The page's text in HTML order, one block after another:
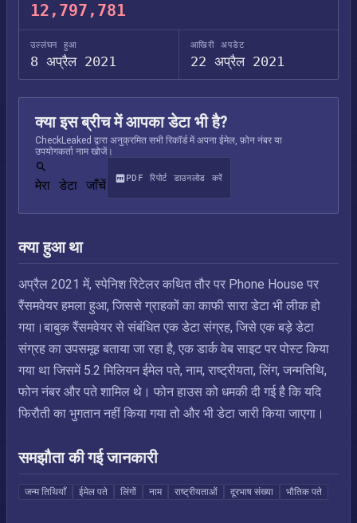
12,797,781
उल्लंघन हुआ
8 अप्रैल 2021
आखिरी अपडेट
22 अप्रैल 2021
क्या इस ब्रीच में आपका डेटा भी है?
CheckLeaked द्वारा अनुक्रमित सभी रिकॉर्ड में अपना ईमेल, फ़ोन नंबर या
उपयोगकर्ता नाम खोजें।
मेरा डेटा जाँचें PDF रिपोर्ट डाउनलोड करें
क्या हुआ था
अप्रैल 2021 में, स्पेनिश रिटेलर कथित तौर पर Phone House पर
रैंसमवेयर हमला हुआ, जिससे ग्राहकों का काफी सारा डेटा भी लीक हो
गया।बाबुक रैंसमवेयर से संबंधित एक डेटा संग्रह, जिसे एक बड़े डेटा
संग्रह का उपसमूह बताया जा रहा है, एक डार्क वेब साइट पर पोस्ट किया
गया था जिसमें 5.2 मिलियन ईमेल पते, नाम, राष्ट्रीयता, लिंग, जन्मतिथि,
फोन नंबर और पते शामिल थे। फोन हाउस को धमकी दी गई है कि यदि
फिरौती का भुगतान नहीं किया गया तो और भी डेटा जारी किया जाएगा।
समझौता की गई जानकारी
जन्म तिथियाँ ईमेल पते लिंगों नाम राष्ट्रीयताओं दूरभाष संख्या भौतिक पते